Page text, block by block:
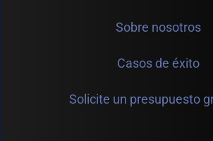
Sobre nosotros
Casos de éxito
Solicite un presupuesto